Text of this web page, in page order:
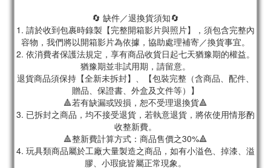
🔄 缺件／退換貨須知🔄
1. 請於收到包裹時錄製【完整開箱影片與照片】，須包含完整內
容物，我們將以開箱影片為依據，協助處理補寄／換貨事宜。
2. 依消費者保護法規定，享有商品收貨日起七天猶豫期的權益。
猶豫期並非試用期，請留意。
退貨商品須保持【全新未拆封】、【包裝完整（含商品、配件、
贈品、保證書、外盒及文件等）】
🔺若有缺漏或毀損，恕不受理退換貨🔺
3. 已拆封之商品，均不接受退貨，若執意退貨，將依使用情形酌
收整新費。
🔺整新費計算方式：商品售價之30%🔺
4. 玩具類商品屬於工廠大量製造之商品，如有小溢色、掉漆、溢
膠、小瑕疵皆屬正常現象。